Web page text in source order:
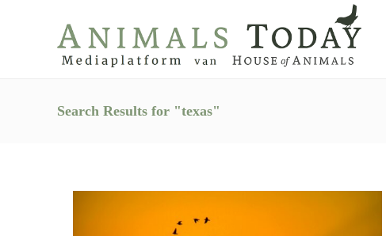
Search Results for "texas"